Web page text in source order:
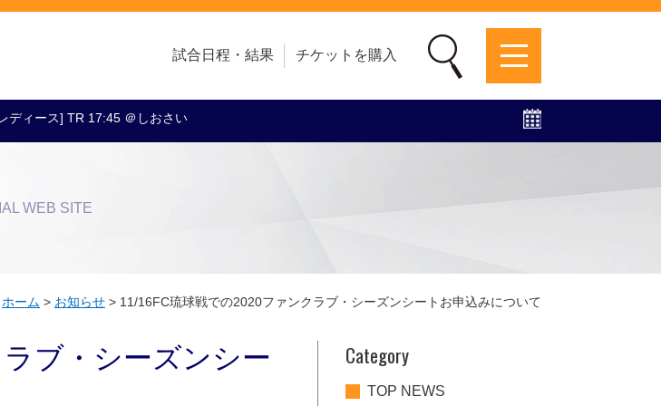
試合日程・結果 チケットを購入
レディース スクール
ディース] TR 17:45 ＠しおさい
WEB SITE
ホーム > お知らせ > 11/16FC琉球戦での2020ファンクラブ・シーズンシートお申込みについて
ブ・シーズンシー
Category
TOP NEWS